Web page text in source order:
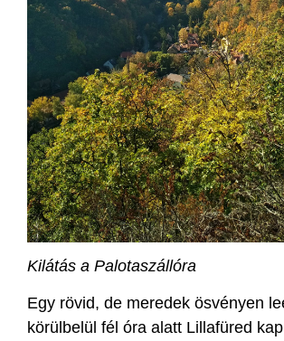
Kilátás a Palotaszállóra
Egy rövid, de meredek ösvényen
körülbelül fél óra alatt Lillafüred